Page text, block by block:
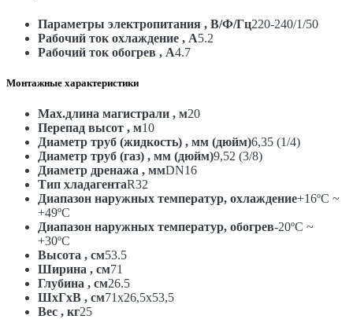
Параметры электропитания , В/Ф/Гц220-240/1/50
Рабочий ток охлаждение , А5.2
Рабочий ток обогрев , А4.7
Монтажные характеристики
Max.длина магистрали , м20
Перепад высот , м10
Диаметр труб (жидкость) , мм (дюйм)6,35 (1/4)
Диаметр труб (газ) , мм (дюйм)9,52 (3/8)
Диаметр дренажа , ммDN16
Тип хладагентаR32
Диапазон наружных температур, охлаждение+16ºC ~
+49ºC
Диапазон наружных температур, обогрев-20ºC ~
+30ºC
Высота , см53.5
Ширина , см71
Глубина , см26.5
ШxГxВ , см71x26,5x53,5
Вес , кг25